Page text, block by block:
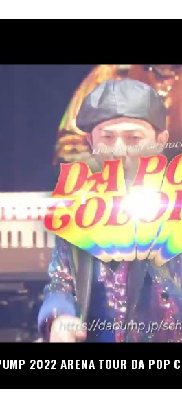
！！(KIMI/U-YEAH)
』(KENZO)
！！(KIMI/U-YEAH)
！！(KIMI/U-YEAH)
2022 ARENA TOUR DA POP